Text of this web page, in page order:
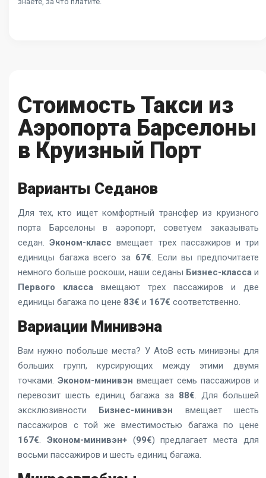
Стоимость Такси из
Аэропорта Барселоны
в Круизный Порт
Варианты Седанов
Для тех, кто ищет комфортный трансфер из круизного
порта Барселоны в аэропорт, советуем заказывать
седан.Эконом-класс вмещает трех пассажиров и три
единицы багажа всего за 67€. Если вы предпочитаете
немного больше роскоши, наши седаны Бизнес-класса и
Первого класса вмещают трех пассажиров и две
единицы багажа по цене 83€ и 167€ соответственно.
Вариации Минивэна
Вам нужно побольше места? У AtoB есть минивэны для
больших групп, курсирующих между этими двумя
точками. Эконом-минивэн вмещает семь пассажиров и
перевозит шесть единиц багажа за 88€. Для большей
эксклюзивности Бизнес-минивэн вмещает шесть
пассажиров с той же вместимостью багажа по цене
167€. Эконом-минивэн+(99€) предлагает места для
восьми пассажиров и шесть единиц багажа.